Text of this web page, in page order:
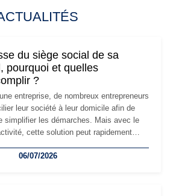
du siège social de sa
pourquoi et quelles
?
entreprise, de nombreux entrepreneurs
leur société à leur domicile afin de
simplifier les démarches. Mais avec le
cette solution peut rapidement
image de marque… Le
06/07/2026